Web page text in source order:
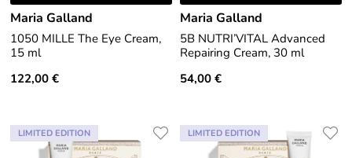
Maria Galland
1050 MILLE The Eye Cream,
15 ml
122,00 €
Maria Galland
5B NUTRI’VITAL Advanced
Repairing Cream, 30 ml
54,00 €
LIMITED EDITION LIMITED EDITION